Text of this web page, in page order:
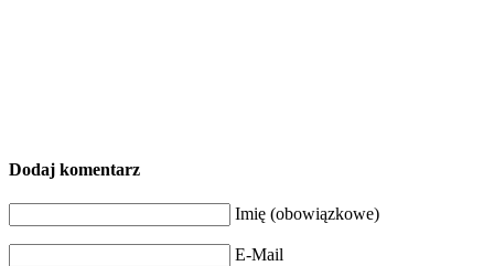
Dodaj komentarz
Imię (obowiązkowe)
E-Mail